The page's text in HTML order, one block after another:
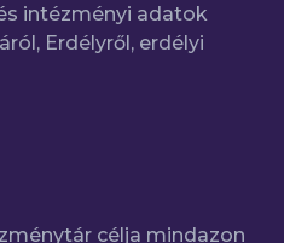
intézményi adatok
Erdélyről, erdélyi
célja mindazon